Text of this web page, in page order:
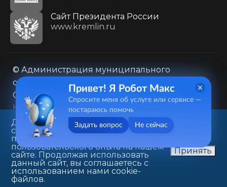
Cайт Президента России
www.kremlin.ru
© Администрация муниципального
образования городского округа «Город
Саратов»
Контакты
Карта сайта
Политика в отношении обработки
персональных данных
410031, г. Саратов, ул. Первомайская, д. 78
+7(8452)26-02-49
Данный веб-сайт использует
cookie-файлы в целях
предоставления вам лучшего
пользовательского опыта на нашем
сайте. Продолжая использовать
данный сайт, вы соглашаетесь с
использованием нами cookie-
файлов.
Принять
Привет! Я Робот Макс
Спросите меня об услуге или сервисе —
постараюсь помочь
Задать вопрос Не сейчас